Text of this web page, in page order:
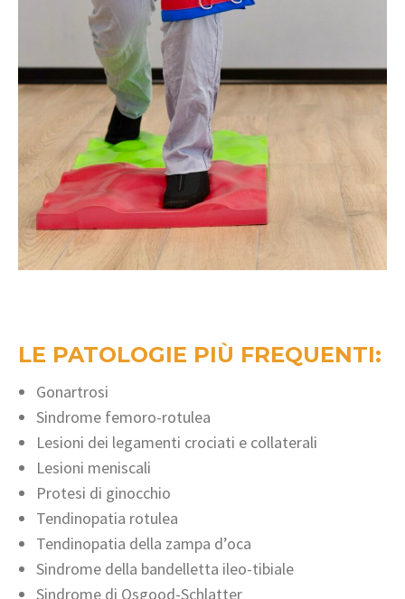
LE PATOLOGIE PIÙ FREQUENTI:
Gonartrosi
Sindrome femoro-rotulea
Lesioni dei legamenti crociati e collaterali
Lesioni meniscali
Protesi di ginocchio
Tendinopatia rotulea
Tendinopatia della zampa d’oca
Sindrome della bandelletta ileo-tibiale
Sindrome di Osgood-Schlatter